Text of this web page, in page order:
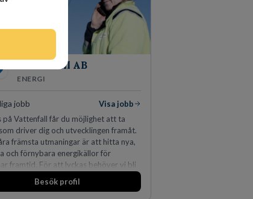
Vattenfall AB
ENERGI
jobb
Visa jobb
på Vattenfall får du möjlighet att ta
driver dig och utvecklingen framåt.
främsta utmaningar är att hitta nya,
och förnybara energikällor för
framtid. För att lyckas behöver vi bli
som vill göra skillnad.
Besök profil